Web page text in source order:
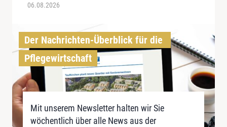
06.08.2026
Der Nachrichten-Überblick für die
Pflegewirtschaft
Mit unserem Newsletter halten wir Sie
wöchentlich über alle News aus der